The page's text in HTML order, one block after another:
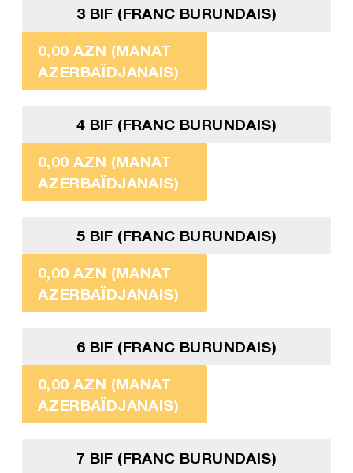
3 BIF (FRANC BURUNDAIS)
0,00 AZN (MANAT
AZERBAÏDJANAIS)
4 BIF (FRANC BURUNDAIS)
0,00 AZN (MANAT
AZERBAÏDJANAIS)
5 BIF (FRANC BURUNDAIS)
0,00 AZN (MANAT
AZERBAÏDJANAIS)
6 BIF (FRANC BURUNDAIS)
0,00 AZN (MANAT
AZERBAÏDJANAIS)
7 BIF (FRANC BURUNDAIS)